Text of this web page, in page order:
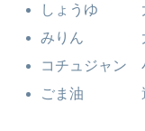
しょうゆ
みりん 大
コチュジャン
ごま油